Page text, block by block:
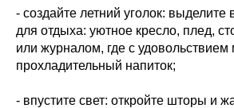
- создайте летний уголок: выделите
для отдыха: уютное кресло, плед,
или журналом, где с
прохладительный напиток;
- впустите свет: откройте шторы и